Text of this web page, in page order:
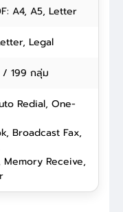
A4, A5, Letter
Legal
/ 199 กลุ่ม
Redial, One-
Broadcast Fax,
Memory Receive,